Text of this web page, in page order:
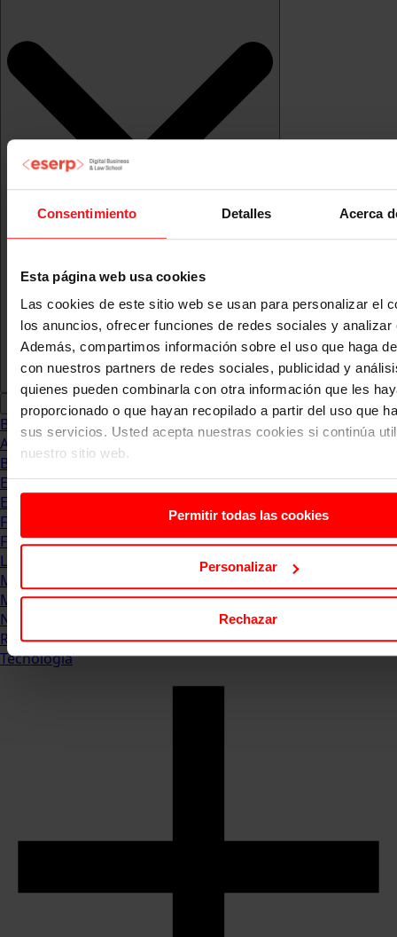
Consentimiento Detalles Acerca
Esta página web usa cookies
Las cookies de este sitio web se usan para personalizar el
los anuncios, ofrecer funciones de redes sociales y analizar
Además, compartimos información sobre el uso que haga
con nuestros partners de redes sociales, publicidad y
quienes pueden combinarla con otra información que les
proporcionado o que hayan recopilado a partir del uso que
sus servicios. Usted acepta nuestras cookies si continúa
nuestro sitio web.
Permitir todas las cookies
Personalizar
Rechazar
Blog
Abogacia
Business
Empleo & Emprendimiento
Empresas
Finanzas
Formación & Estudios
Luxury
Management
Marketing & Comunicación
Negocios
Recursos Humanos
Tecnología